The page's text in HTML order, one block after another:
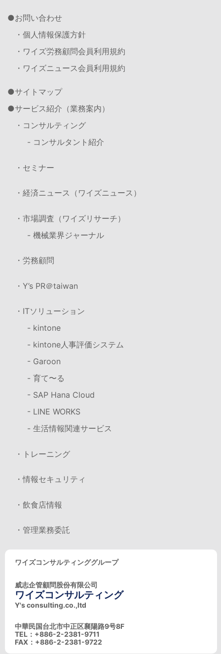
お問い合わせ
・個人情報保護方針
・ワイズ労務顧問会員利用規約
・ワイズニュース会員利用規約
サイトマップ
サービス紹介（業務案内）
・コンサルティング
- コンサルタント紹介
・セミナー
・経済ニュース（ワイズニュース）
・市場調査（ワイズリサーチ）
- 機械業界ジャーナル
・労務顧問
・Y’s PR＠taiwan
・ITソリューション
- kintone
- kintone人事評価システム
- Garoon
- 育て〜る
- SAP Hana Cloud
- LINE WORKS
- 生活情報関連サービス
・トレーニング
・情報セキュリティ
・飲食店情報
・管理業務委託
ワイズコンサルティンググループ
威志企管顧問股份有限公司
ワイズコンサルティング
Y's consulting.co.,ltd
中華民国台北市中正区襄陽路9号8F
TEL：+886-2-2381-9711
FAX：+886-2-2381-9722